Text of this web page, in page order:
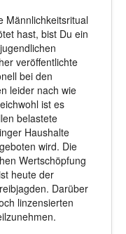
Männlichkeitsritual
hast, bist Du ein
veröffentlichte
bei den
leider nach wie
ist es
belastete
Haushalte
wird. Die
Wertschöpfung
heute der
Darüber
linzensierten